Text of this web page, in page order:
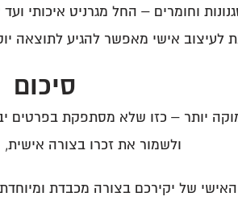
וחומרים – החל מגרניט איכותי ועד
לעיצוב אישי מאפשר להגיע לתוצאה
סיכום
יותר – כזו שלא מסתפקת בפרטים
ולשמור את זכרו בצורה אישית,
של יקירכם בצורה מכבדת